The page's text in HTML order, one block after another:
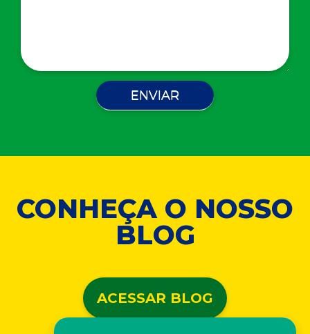
CONHEÇA O NOSSO
BLOG
ACESSAR BLOG